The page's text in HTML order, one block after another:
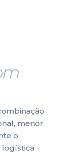
menor
o
logística